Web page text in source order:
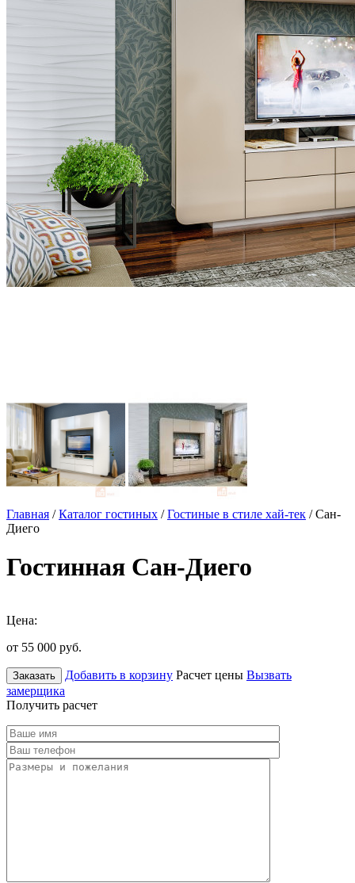
Главная /Каталог гостиных /Гостиные в стиле хай-тек / Сан-
Диего
Гостинная Сан-Диего
Цена:
от 55 000 руб.
Заказать Добавить в корзину Расчет цены Вызвать
замерщика
Получить расчет